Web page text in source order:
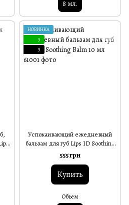
8 мл.
НОВИНКА
5
5
Успокаивающий ежедневный
бальзам для губ Lips ID Soothing
Balm 10 мл
555 грн
Купить
Объем